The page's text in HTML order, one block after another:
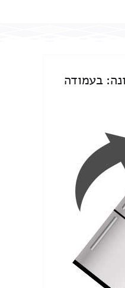
בעמודה